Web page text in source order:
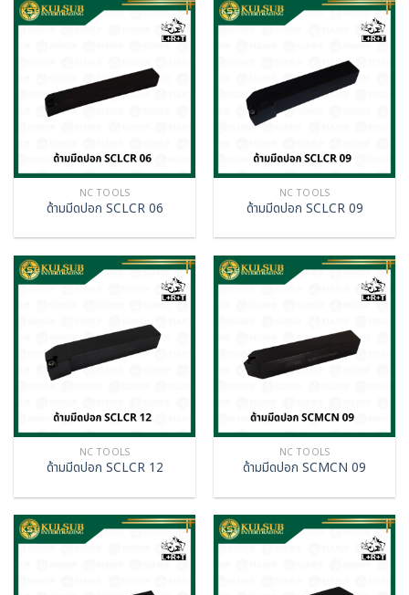
NC TOOLS
ด้ามมีดปอก SCLCR 06
NC TOOLS
ด้ามมีดปอก SCLCR 09
NC TOOLS
ด้ามมีดปอก SCLCR 12
NC TOOLS
ด้ามมีดปอก SCMCN 09